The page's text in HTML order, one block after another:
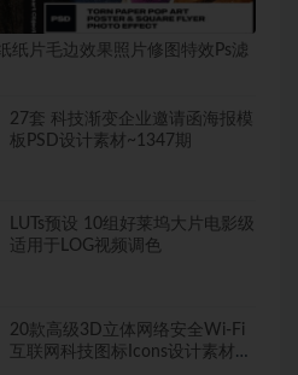
纸片毛边效果照片修图特效Ps滤
27套 科技渐变企业邀请函海报模
板PSD设计素材~1347期
LUTs预设 10组好莱坞大片电影级
适用于LOG视频调色
20款高级3D立体网络安全Wi-Fi
互联网科技图标Icons设计素材合